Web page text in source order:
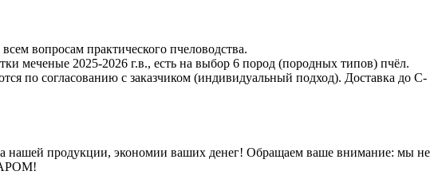
вопросам практического пчеловодства.
меченые 2025-2026 г.в., есть на выбор 6 пород (породных типов) пчёл.
по согласованию с заказчиком (индивидуальный подход). Доставка до С-
нашей продукции, экономии ваших денег! Обращаем ваше внимание: мы не